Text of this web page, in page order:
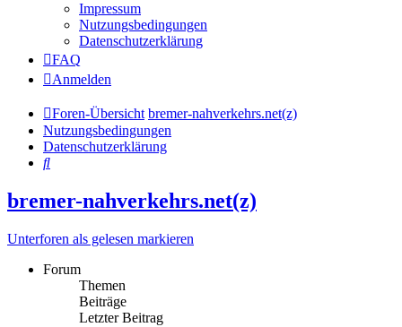
Impressum
Nutzungsbedingungen
Datenschutzerklärung
FAQ
Anmelden
Foren-Übersicht bremer-nahverkehrs.net(z)
Nutzungsbedingungen
Datenschutzerklärung
Suche
bremer-nahverkehrs.net(z)
Unterforen als gelesen markieren
Forum
Themen
Beiträge
Letzter Beitrag